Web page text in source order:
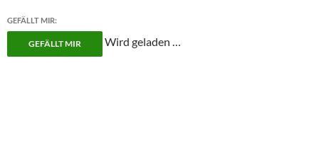
GEFÄLLT MIR:
GEFÄLLT MIR Wird geladen …